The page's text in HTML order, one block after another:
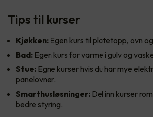
Tips til kurser
Kjøkken: Egen kurs til platetopp, ovn
Bad: Egen kurs for varme i gulv og
Stue: Egne kurser hvis du har mye
panelovner.
Smarthusløsninger: Del inn kurser
bedre styring.